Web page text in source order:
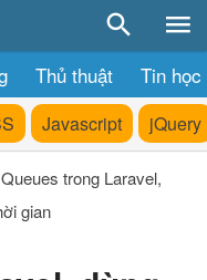
Thủ thuật Tin học
Javascript jQuery
Queues trong Laravel,
gian